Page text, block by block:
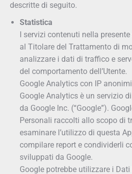
descritte di seguito.
Statistica
I servizi contenuti nella
al Titolare del Trattamento di
analizzare i dati di traffico e
del comportamento dell’Utente.
Google Analytics con IP
Google Analytics è un servizio
da Google Inc. (“Google”).
Personali raccolti allo scopo di
esaminare l’utilizzo di questa
compilare report e condividerli
sviluppati da Google.
Google potrebbe utilizzare i